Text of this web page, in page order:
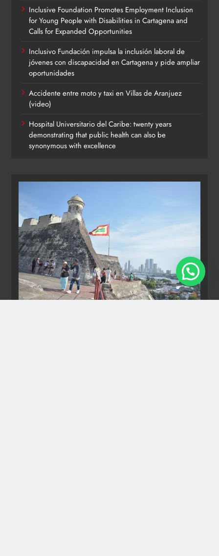
Inclusive Foundation Promotes Employment Inclusion
for Young People with Disabilities in Cartagena and
Calls for Expanded Opportunities
Inclusivo Fundación impulsa la inclusión laboral de
jóvenes con discapacidad en Cartagena y pide ampliar
oportunidades
Accidente entre moto y taxi en Villas de Aranjuez
(video)
Hospital Universitario del Caribe: twenty years
demonstrating that public health can also be
synonymous with excellence